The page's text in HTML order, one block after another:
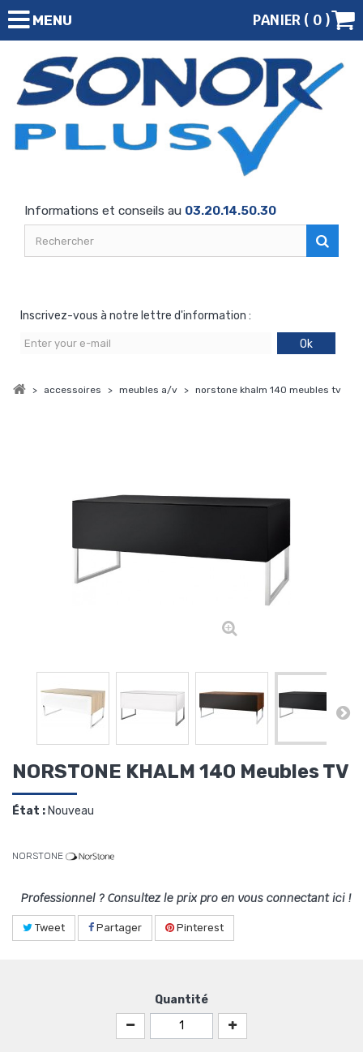
MENU PANIER ( 0 )
Informations et conseils au 03.20.14.50.30
Inscrivez-vous à notre lettre d'information :
Ok
> accessoires > meubles a/v > norstone khalm 140 meubles tv
NORSTONE KHALM 140 Meubles TV
État :Nouveau
NORSTONE
Professionnel ? Consultez le prix pro en vous connectant ici !
Tweet Partager Pinterest
Quantité